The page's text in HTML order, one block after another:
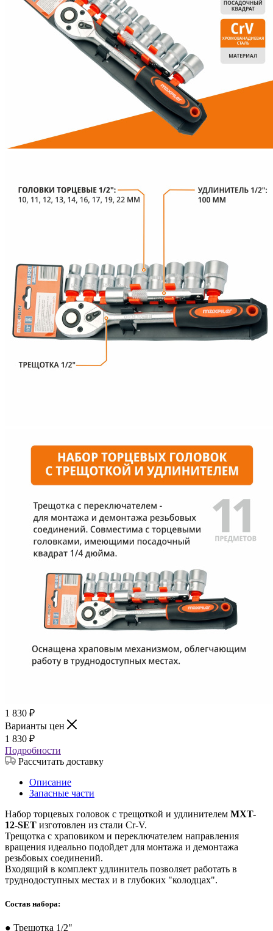
1 830 ₽
Варианты цен
1 830 ₽
Подробности
Рассчитать доставку
Описание
Запасные части
Набор торцевых головок с трещоткой и удлинителем MXT-
12-SET изготовлен из стали Cr-V.
Трещотка с храповиком и переключателем направления
вращения идеально подойдет для монтажа и демонтажа
резьбовых соединений.
Входящий в комплект удлинитель позволяет работать в
труднодоступных местах и в глубоких "колодцах".
Состав набора:
● Трещотка 1/2"